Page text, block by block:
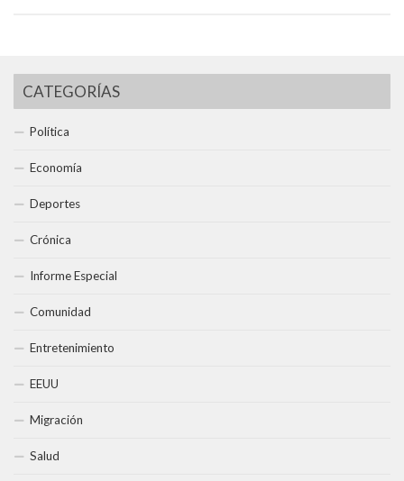
CATEGORÍAS
Política
Economía
Deportes
Crónica
Informe Especial
Comunidad
Entretenimiento
EEUU
Migración
Salud